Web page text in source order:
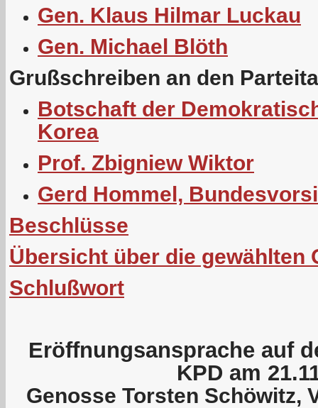
Gen. Klaus Hilmar Luckau
Gen. Michael Blöth
Grußschreiben an den
Botschaft der
Korea
Prof. Zbigniew Wiktor
Gerd Hommel,
Beschlüsse
Übersicht über die gewählten
Schlußwort
Eröffnungsansprache auf
KPD am
Genosse Torsten Schöwitz,